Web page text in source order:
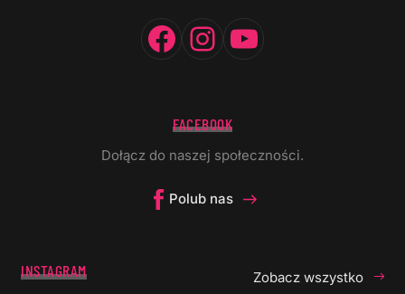
Facebook
Instagram
FACEBOOK
Dołącz do naszej społeczności.
Polub nas
INSTAGRAM Zobacz wszystko